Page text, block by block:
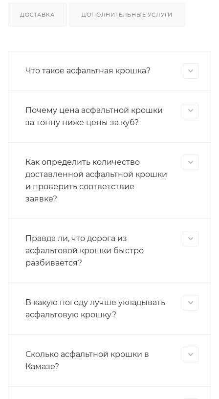
ДОСТАВКА ДОПОЛНИТЕЛЬНЫЕ УСЛУГИ
Что такое асфальтная крошка?
Почему цена асфальтной крошки
за тонну ниже цены за куб?
Как определить количество
доставленной асфальтной крошки
и проверить соответствие
заявке?
Правда ли, что дорога из
асфальтовой крошки быстро
разбивается?
В какую погоду лучше укладывать
асфальтовую крошку?
Сколько асфальтной крошки в
Камазе?